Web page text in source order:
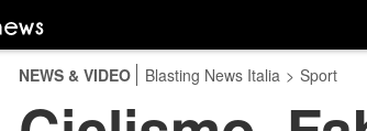
NEWS & VIDEO Blasting News Italia > Sport